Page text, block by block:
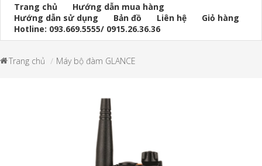
Trang chủ
Hướng dẫn mua hàng
Hướng dẫn sử dụng
Bản đồ Liên hệ
Giỏ hàng
Hotline: 093.669.5555/ 0915.26.36.36
Trang chủ Máy bộ đàm GLANCE